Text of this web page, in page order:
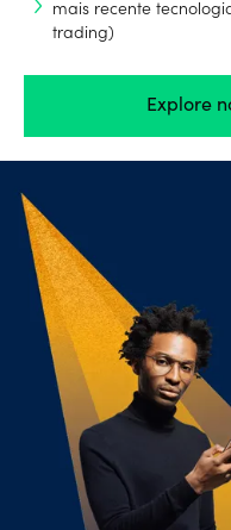
mais recente
trading)
Explore